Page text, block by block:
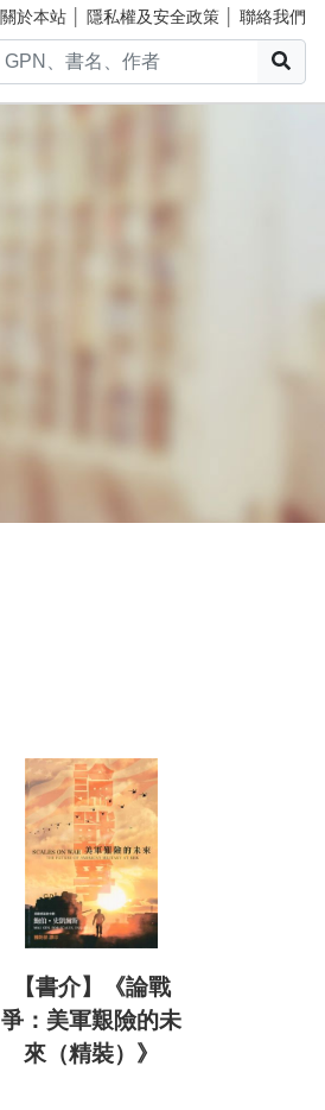
關於本站 隱私權及安全政策 聯絡我們
【書介】《論戰
爭：美軍艱險的未
來（精裝）》